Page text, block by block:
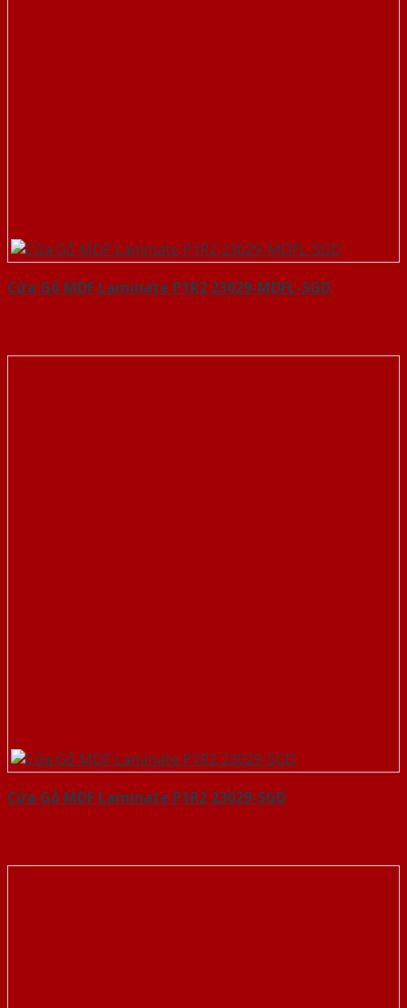
Cửa Gỗ MDF Laminate P1R2 23029-MDFL-SGD
Cửa Gỗ MDF Laminate P1R2 23029-SGD